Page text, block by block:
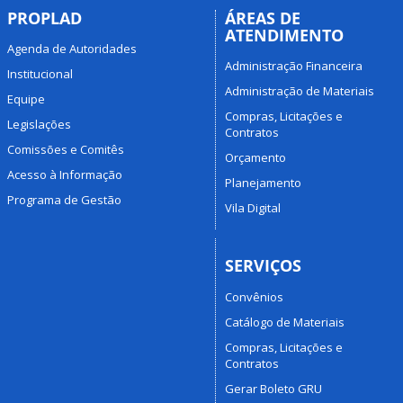
PROPLAD
Agenda de Autoridades
Institucional
Equipe
Legislações
Comissões e Comitês
Acesso à Informação
Programa de Gestão
ÁREAS DE
ATENDIMENTO
Administração Financeira
Administração de Materiais
Compras, Licitações e
Contratos
Orçamento
Planejamento
Vila Digital
SERVIÇOS
Convênios
Catálogo de Materiais
Compras, Licitações e
Contratos
Gerar Boleto GRU